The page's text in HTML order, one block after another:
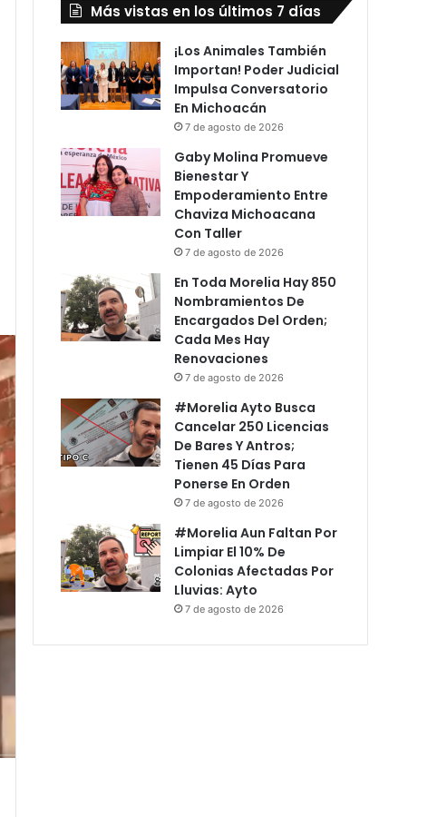
Más vistas en los últimos 7 días
¡Los Animales También
Importan! Poder Judicial
Impulsa Conversatorio
En Michoacán
7 de agosto de 2026
Gaby Molina Promueve
Bienestar Y
Empoderamiento Entre
Chaviza Michoacana
Con Taller
7 de agosto de 2026
En Toda Morelia Hay 850
Nombramientos De
Encargados Del Orden;
Cada Mes Hay
Renovaciones
7 de agosto de 2026
#Morelia Ayto Busca
Cancelar 250 Licencias
De Bares Y Antros;
Tienen 45 Días Para
Ponerse En Orden
7 de agosto de 2026
#Morelia Aun Faltan Por
Limpiar El 10% De
Colonias Afectadas Por
Lluvias: Ayto
7 de agosto de 2026